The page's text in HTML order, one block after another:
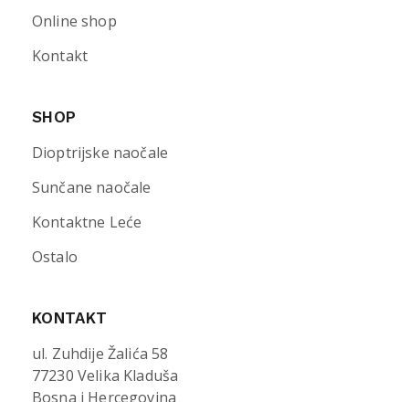
Online shop
Kontakt
SHOP
Dioptrijske naočale
Sunčane naočale
Kontaktne Leće
Ostalo
KONTAKT
ul. Zuhdije Žalića 58
77230 Velika Kladuša
Bosna i Hercegovina